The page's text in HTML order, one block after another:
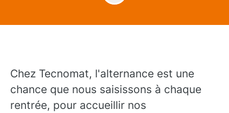
Chez Tecnomat, l'alternance est une
chance que nous saisissons à chaque
rentrée, pour accueillir nos